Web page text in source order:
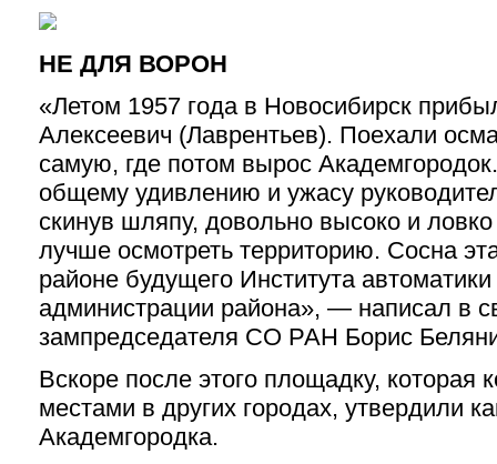
НЕ ДЛЯ ВОРОН
«Летом 1957 года в Новосибирск
Алексеевич (Лаврентьев). Поехали
самую, где потом вырос
общему удивлению и ужасу
скинув шляпу, довольно высоко и
лучше осмотреть территорию. Сосна
районе будущего Института
администрации района», — написал в
зампредседателя СО РАН Борис
Вскоре после этого площадку, которая
местами в других городах, утвердили
Академгородка.